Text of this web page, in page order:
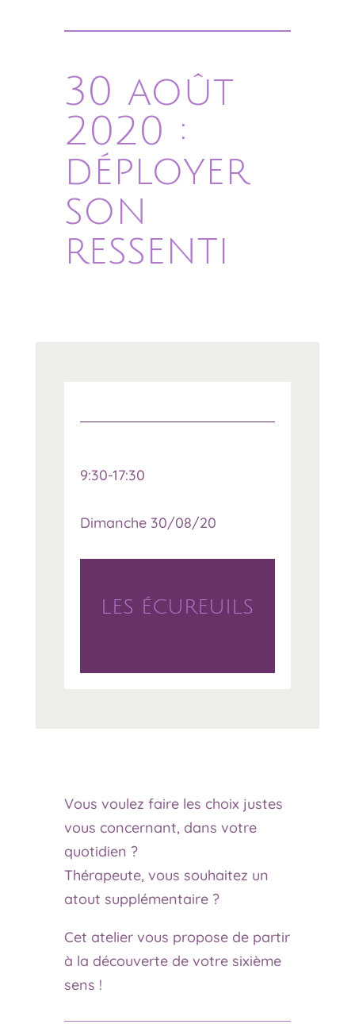
30 août
2020 :
déployer
son
ressenti
9:30-17:30
Dimanche 30/08/20
LES ÉCUREUILS
Vous voulez faire les choix justes
vous concernant, dans votre
quotidien ?
Thérapeute, vous souhaitez un
atout supplémentaire ?
Cet atelier vous propose de partir
à la découverte de votre sixième
sens !